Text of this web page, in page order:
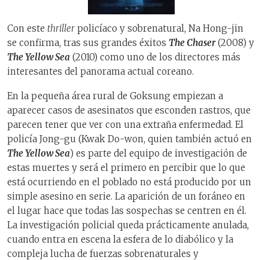
Con este thriller policíaco y sobrenatural, Na Hong-jin
se confirma, tras sus grandes éxitos The Chaser(2008) y
The Yellow Sea (2010) como uno de los directores más
interesantes del panorama actual coreano.
En la pequeña área rural de Goksung empiezan a
aparecer casos de asesinatos que esconden rastros, que
parecen tener que ver con una extraña enfermedad. El
policía Jong-gu (Kwak Do-won, quien también actuó en
The Yellow Sea) es parte del equipo de investigación de
estas muertes y será el primero en percibir que lo que
está ocurriendo en el poblado no está producido por un
simple asesino en serie. La aparición de un foráneo en
el lugar hace que todas las sospechas se centren en él.
La investigación policial queda prácticamente anulada,
cuando entra en escena la esfera de lo diabólico y la
compleja lucha de fuerzas sobrenaturales y